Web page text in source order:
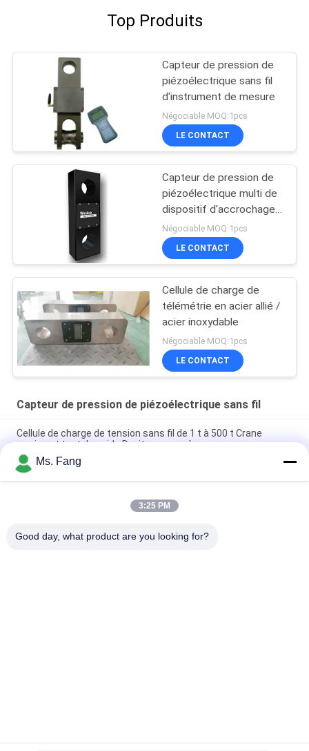
Top Produits
Capteur de pression de
piézoélectrique sans fil
d'instrument de mesure
Négociable MOQ:1pcs
LE CONTACT
Capteur de pression de
piézoélectrique multi de
dispositif d'accrochage
de la Manche
Négociable MOQ:1pcs
LE CONTACT
Cellule de charge de
télémétrie en acier allié /
acier inoxydable
Négociable MOQ:1pcs
LE CONTACT
Capteur de pression de piézoélectrique sans fil
Cellule de charge de tension sans fil de 1 t à 500 t Crane
marine et test de poids Davit pour sac à eau
Cellule de charge de tension numérique sans fil LCD
Dynamomètre grue échelle Cellule de charge de 10 tonnes
Test de force de 50 tonnes Dynamomètre de liaison de
Ms. Fang
3:25 PM
Good day, what product are you looking for?